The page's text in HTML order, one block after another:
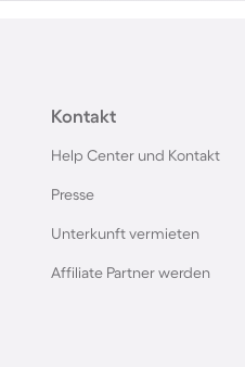
Kontakt
Help Center und Kontakt
Presse
Unterkunft vermieten
Affiliate Partner werden